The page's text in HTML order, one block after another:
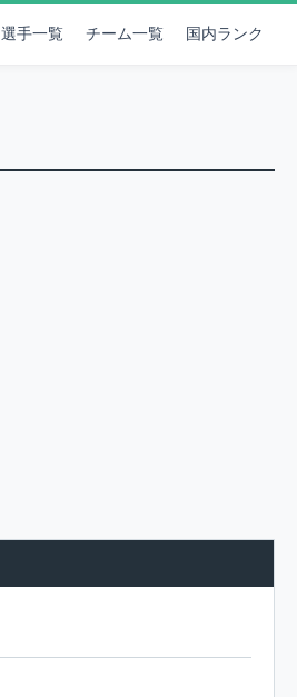
選手一覧 チーム一覧 国内ランク